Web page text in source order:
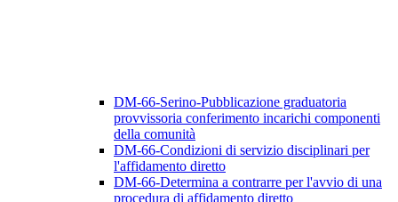
DM-66-Serino-Pubblicazione graduatoria
provvissoria conferimento incarichi componenti
della comunità
DM-66-Condizioni di servizio disciplinari per
l'affidamento diretto
DM-66-Determina a contrarre per l'avvio di una
procedura di affidamento diretto